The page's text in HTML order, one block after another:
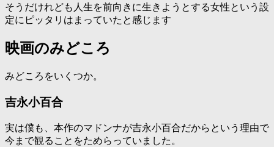
そうだけれども人生を前向きに生きようとする女性という設
定にピッタリはまっていたと感じます
映画のみどころ
みどころをいくつか。
吉永小百合
実は僕も、本作のマドンナが吉永小百合だからという理由で
今まで観ることをためらっていました。